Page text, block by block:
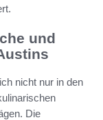
und
nicht nur in den
Die